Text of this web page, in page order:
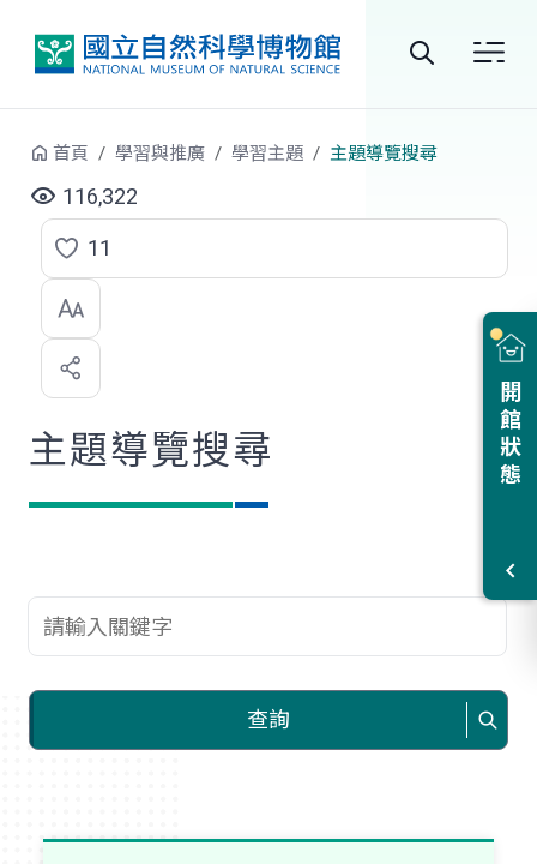
站
尋
開館狀態
首頁 學習與推廣 學習主題 主題導覽搜尋
116,322
點
選
喜
歡
11
主題導覽搜尋
查詢關鍵字
查詢